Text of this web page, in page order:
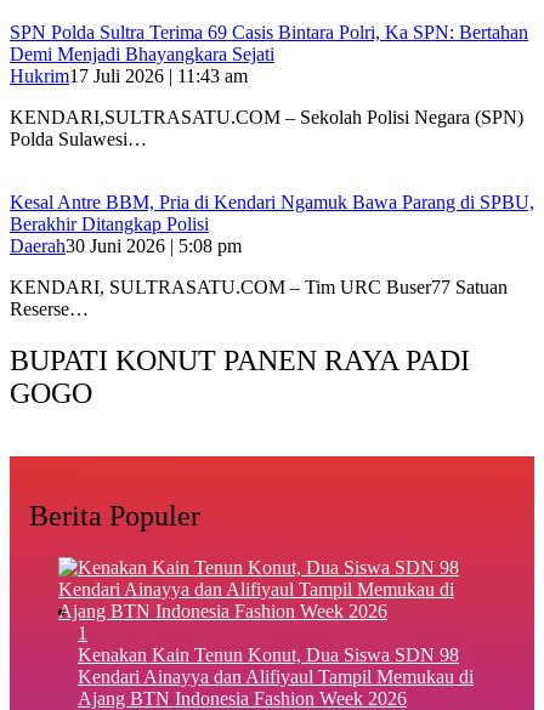
SPN Polda Sultra Terima 69 Casis Bintara Polri, Ka SPN: Bertahan
Demi Menjadi Bhayangkara Sejati
Hukrim17 Juli 2026 | 11:43 am
KENDARI,SULTRASATU.COM – Sekolah Polisi Negara (SPN)
Polda Sulawesi…
Kesal Antre BBM, Pria di Kendari Ngamuk Bawa Parang di SPBU,
Berakhir Ditangkap Polisi
Daerah30 Juni 2026 | 5:08 pm
KENDARI, SULTRASATU.COM – Tim URC Buser77 Satuan
Reserse…
BUPATI KONUT PANEN RAYA PADI
GOGO
Berita Populer
1
‎Kenakan Kain Tenun Konut, Dua Siswa SDN 98
Kendari Ainayya dan Alifiyaul Tampil Memukau di
Ajang BTN Indonesia Fashion Week 2026